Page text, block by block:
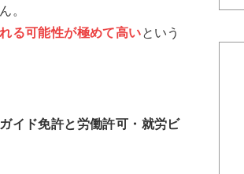
。
る可能性が極めて高いという
イド免許と労働許可・就労ビ